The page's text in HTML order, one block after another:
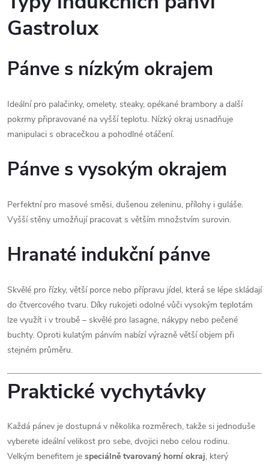
Gastrolux
Pánve s nízkým okrajem
Ideální pro palačinky, omelety, steaky, opékané brambory a další
pokrmy připravované na vyšší teplotu. Nízký okraj usnadňuje
manipulaci s obracečkou a pohodlné otáčení.
Pánve s vysokým okrajem
Perfektní pro masové směsi, dušenou zeleninu, přílohy i guláše.
Vyšší stěny umožňují pracovat s větším množstvím surovin.
Hranaté indukční pánve
Skvělé pro řízky, větší porce nebo přípravu jídel, která se lépe skládají
do čtvercového tvaru. Díky rukojeti odolné vůči vysokým teplotám
lze využít i v troubě – skvělé pro lasagne, nákypy nebo pečené
buchty. Oproti kulatým pánvím nabízí výrazně větší objem při
stejném průměru.
Praktické vychytávky
Každá pánev je dostupná v několika rozměrech, takže si jednoduše
vyberete ideální velikost pro sebe, dvojici nebo celou rodinu.
Velkým benefitem je speciálně tvarovaný horní okraj, který